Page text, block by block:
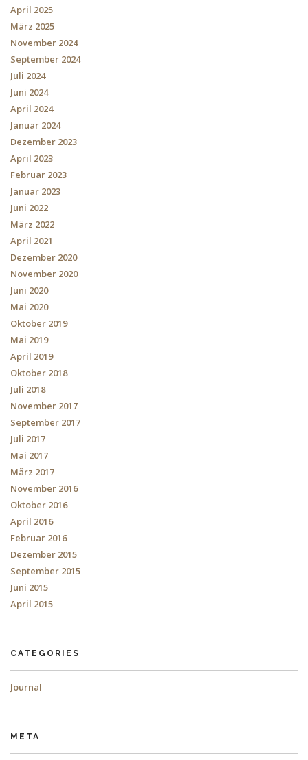
April 2025
März 2025
November 2024
September 2024
Juli 2024
Juni 2024
April 2024
Januar 2024
Dezember 2023
April 2023
Februar 2023
Januar 2023
Juni 2022
März 2022
April 2021
Dezember 2020
November 2020
Juni 2020
Mai 2020
Oktober 2019
Mai 2019
April 2019
Oktober 2018
Juli 2018
November 2017
September 2017
Juli 2017
Mai 2017
März 2017
November 2016
Oktober 2016
April 2016
Februar 2016
Dezember 2015
September 2015
Juni 2015
April 2015
CATEGORIES
Journal
META